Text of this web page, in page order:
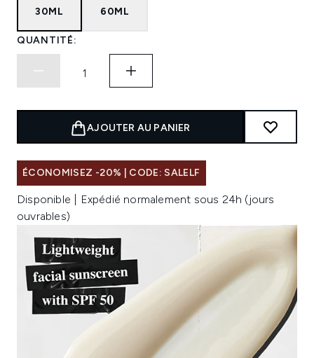
30ML 60ML
QUANTITÉ:
AJOUTER AU PANIER
ÉCONOMISEZ -20% | CODE: SALELF
Disponible | Expédié normalement sous 24h (jours
ouvrables)